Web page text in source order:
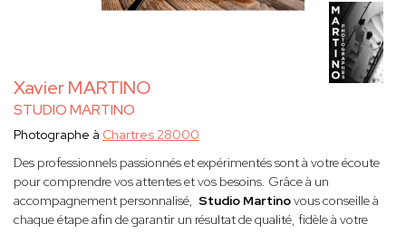
Xavier MARTINO
STUDIO MARTINO
Photographe à Chartres 28000
Des professionnels passionnés et expérimentés sont à votre écoute
pour comprendre vos attentes et vos besoins. Grâce à un
accompagnement personnalisé, Studio Martinovous conseille à
chaque étape afin de garantir un résultat de qualité, fidèle à votre